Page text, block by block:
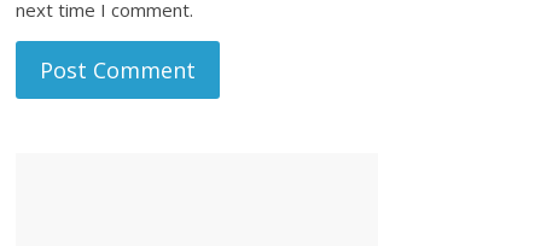
next time I comment.